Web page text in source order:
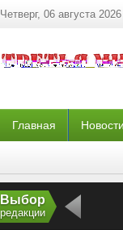
Четверг, 06 августа
Главная Новости
Выбор
редакции